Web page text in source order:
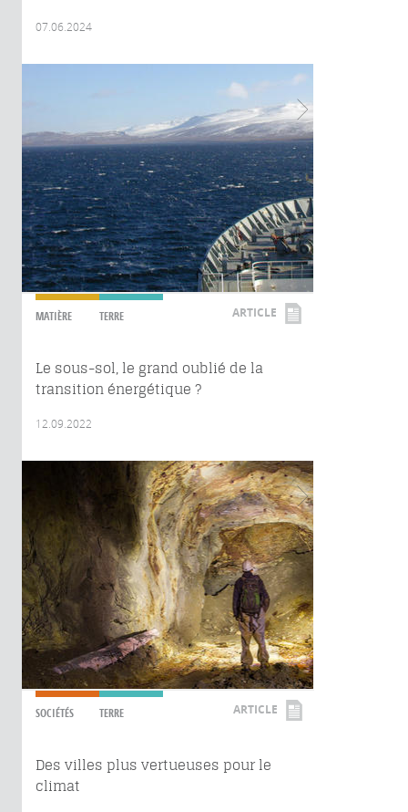
07.06.2024
MATIÈRE TERRE ARTICLE
Le sous-sol, le grand oublié de la
transition énergétique ?
12.09.2022
SOCIÉTÉS TERRE ARTICLE
Des villes plus vertueuses pour le
climat